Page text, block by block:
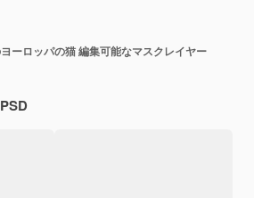
ーロッパの猫 編集可能なマスクレイヤー